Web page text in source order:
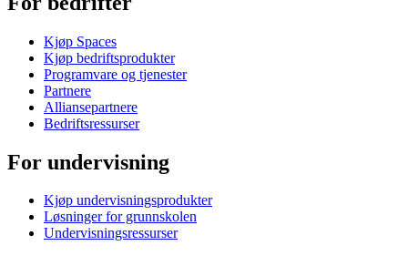
Kjøp Spaces
Kjøp bedriftsprodukter
Programvare og tjenester
Partnere
Alliansepartnere
Bedriftsressurser
For undervisning
Kjøp undervisningsprodukter
Løsninger for grunnskolen
Undervisningsressurser